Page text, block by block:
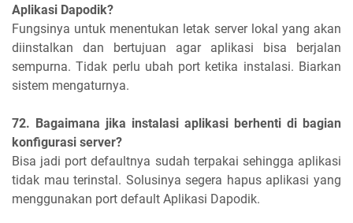
Aplikasi Dapodik?
Fungsinya untuk menentukan letak server lokal yang akan
diinstalkan dan bertujuan agar aplikasi bisa berjalan
sempurna. Tidak perlu ubah port ketika instalasi. Biarkan
sistem mengaturnya.
72. Bagaimana jika instalasi aplikasi berhenti di bagian
konfigurasi server?
Bisa jadi port defaultnya sudah terpakai sehingga aplikasi
tidak mau terinstal. Solusinya segera hapus aplikasi yang
menggunakan port default Aplikasi Dapodik.